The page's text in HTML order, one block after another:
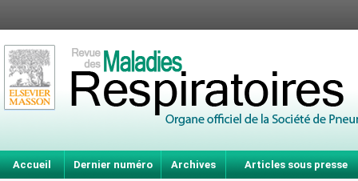
Accueil Dernier numéro Archives Articles sous presse